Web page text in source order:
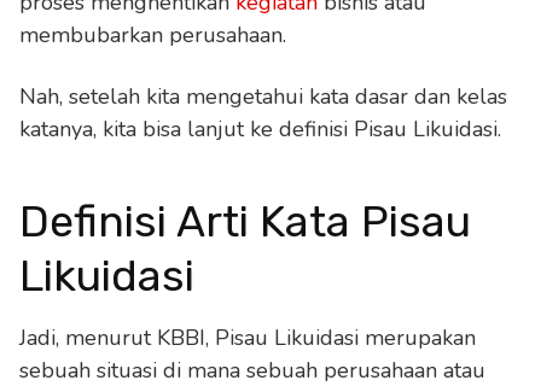
membubarkan perusahaan.
Nah, setelah kita mengetahui kata dasar dan kelas
katanya, kita bisa lanjut ke definisi Pisau Likuidasi.
Definisi Arti Kata Pisau
Likuidasi
Jadi, menurut KBBI, Pisau Likuidasi merupakan
sebuah situasi di mana sebuah perusahaan atau